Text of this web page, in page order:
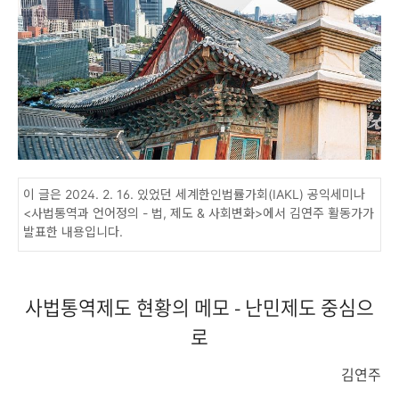
이 글은 2024. 2. 16. 있었던 세계한인법률가회(IAKL) 공익세미나
<사법통역과 언어정의 - 법, 제도 & 사회변화>에서 김연주 활동가가
발표한 내용입니다.
사법통역제도 현황의 메모 - 난민제도 중심으
로
김연주